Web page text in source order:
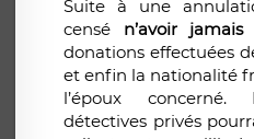
Suite à une
censé n’avoir jamais
donations effectuées
et enfin la nationalité
l’époux
détectives privés